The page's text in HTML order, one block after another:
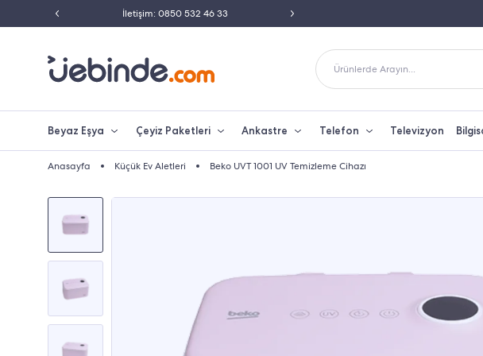
İletişim: 0850 532 46 33
Ürünlerde Arayın...
Beyaz Eşya Çeyiz Paketleri Ankastre Telefon Televizyon
Anasayfa Küçük Ev Aletleri Beko UVT 1001 UV Temizleme Cihazı